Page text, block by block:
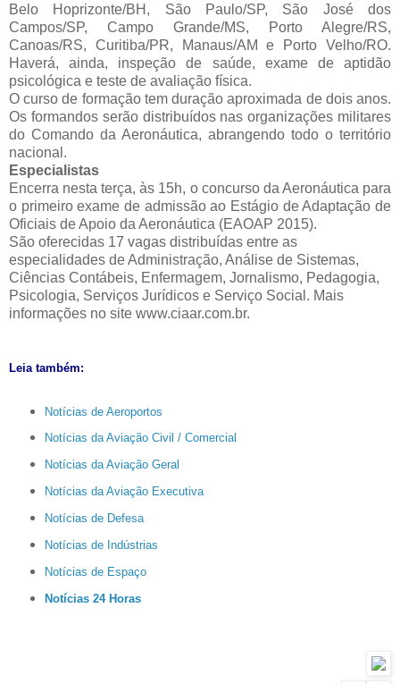
Belo Hoprizonte/BH, São Paulo/SP, São José dos
Campos/SP, Campo Grande/MS, Porto Alegre/RS,
Canoas/RS, Curitiba/PR, Manaus/AM e Porto Velho/RO.
Haverá, ainda, inspeção de saúde, exame de aptidão
psicológica e teste de avaliação física.
O curso de formação tem duração aproximada de dois anos.
Os formandos serão distribuídos nas organizações militares
do Comando da Aeronáutica, abrangendo todo o território
nacional.
Especialistas
Encerra nesta terça, às 15h, o concurso da Aeronáutica para
o primeiro exame de admissão ao Estágio de Adaptação de
Oficiais de Apoio da Aeronáutica (EAOAP 2015).
São oferecidas 17 vagas distribuídas entre as
especialidades de Administração, Análise de Sistemas,
Ciências Contábeis, Enfermagem, Jornalismo, Pedagogia,
Psicologia, Serviços Jurídicos e Serviço Social. Mais
informações no site www.ciaar.com.br.
Leia também:
Notícias de Aeroportos
Notícias da Aviação Civil / Comercial
Notícias da Aviação Geral
Notícias da Aviação Executiva
Notícias de Defesa
Notícias de Indústrias
Notícias de Espaço
Notícias 24 Horas